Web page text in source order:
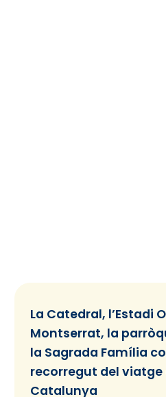
La Catedral, l’Estadi
Montserrat, la
la Sagrada Família
recorregut del viatge
Catalunya